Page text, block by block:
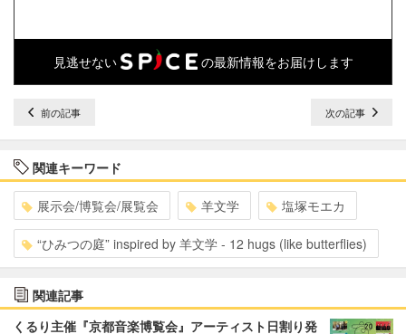
見逃せない の最新情報をお届けします
前の記事 次の記事
関連キーワード
展示会/博覧会/展覧会 羊文学 塩塚モエカ
“ひみつの庭” inspired by 羊文学 - 12 hugs (like butterflies)
関連記事
くるり主催『京都音楽博覧会』アーティスト日割り発